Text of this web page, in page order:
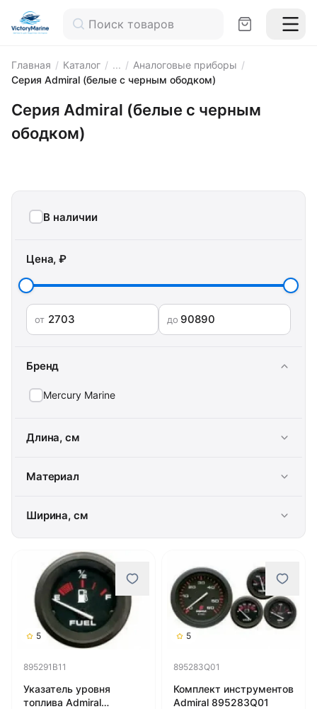
Главная / Каталог / ... / Аналоговые приборы /
Серия Admiral (белые с черным ободком)
Серия Admiral (белые с черным
ободком)
В наличии
Цена, ₽
от до
Бренд
Mercury Marine
Длина, см
Материал
Ширина, см
5
895291B11
Указатель уровня
топлива Admiral
5
895283Q01
Комплект инструментов
Admiral 895283Q01